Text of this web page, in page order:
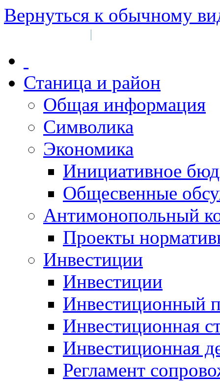
Вернуться к обычному
|
Станица и район
Общая информация
Символика
Экономика
Инициативное
Общесвенные
Антимонопольный
Проекты
Инвестиции
Инвестиции
Инвестиционный
Инвестиционная
Инвестиционная
Регламент